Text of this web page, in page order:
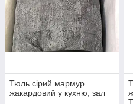
Тюль сірий мармур
жакардовий у кухню, зал